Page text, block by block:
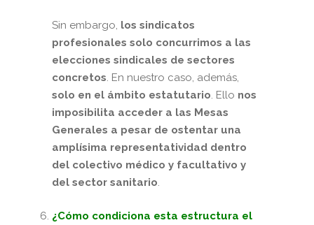
Sin embargo, los sindicatos
profesionales solo concurrimos a las
elecciones sindicales de sectores
concretos. En nuestro caso, además,
solo en el ámbito estatutario. Ello nos
imposibilita acceder a las Mesas
Generales a pesar de ostentar una
amplísima representatividad dentro
del colectivo médico y facultativo y
del sector sanitario.
¿Cómo condiciona esta estructura el